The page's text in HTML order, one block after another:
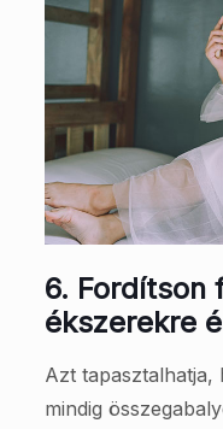
6. Fordítson
ékszerekre
Azt tapasztalhatja,
mindig